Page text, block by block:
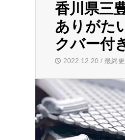
香川県三
ありがた
クバー付
2022.12.20 / 最終